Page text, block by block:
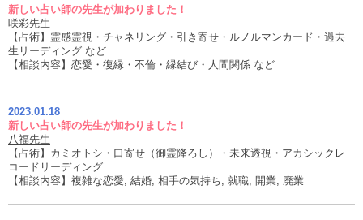
新しい占い師の先生が加わりました！
咲彩先生
【占術】霊感霊視・チャネリング・引き寄せ・ルノルマンカード・過去
生リーディング など
【相談内容】恋愛・復縁・不倫・縁結び・人間関係 など
2023.01.18
新しい占い師の先生が加わりました！
八福先生
【占術】カミオトシ・口寄せ（御霊降ろし）・未来透視・アカシックレ
コードリーディング
【相談内容】複雑な恋愛, 結婚, 相手の気持ち, 就職, 開業, 廃業